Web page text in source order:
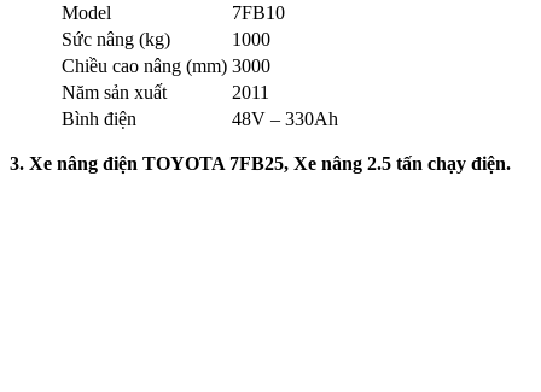
Model
7FB10
Sức nâng (kg)
1000
Chiều cao nâng (mm) 3000
Năm sản xuất
2011
Bình điện
48V – 330Ah
3. Xe nâng điện TOYOTA 7FB25, Xe nâng 2.5 tấn chạy điện.